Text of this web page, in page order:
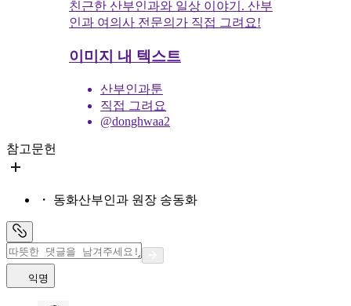
친근한 산부인과와 일상 이야기. 산부
인과 여의사 전문의가 직접 그려요!
이미지 내 텍스트
산부인과툰
직접 그려요
@donghwaa2
참고문헌
・ 동화산부인과 원장 송동화
익명